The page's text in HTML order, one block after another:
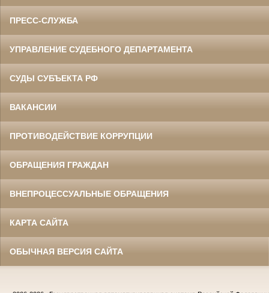
ПРЕСС-СЛУЖБА
УПРАВЛЕНИЕ СУДЕБНОГО ДЕПАРТАМЕНТА
СУДЫ СУБЪЕКТА РФ
ВАКАНСИИ
ПРОТИВОДЕЙСТВИЕ КОРРУПЦИИ
ОБРАЩЕНИЯ ГРАЖДАН
ВНЕПРОЦЕССУАЛЬНЫЕ ОБРАЩЕНИЯ
КАРТА САЙТА
ОБЫЧНАЯ ВЕРСИЯ САЙТА